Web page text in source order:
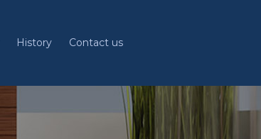
History Contact us